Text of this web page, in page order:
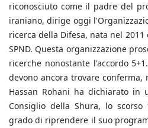
riconosciuto come il padre del
iraniano, dirige oggi
ricerca della Difesa, nata nel
SPND. Questa organizzazione
ricerche nonostante l'accordo
devono ancora trovare
Hassan Rohani ha dichiarato in
Consiglio della Shura, lo
grado di riprendere il suo